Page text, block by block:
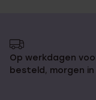
Op werkdagen
besteld, morgen in